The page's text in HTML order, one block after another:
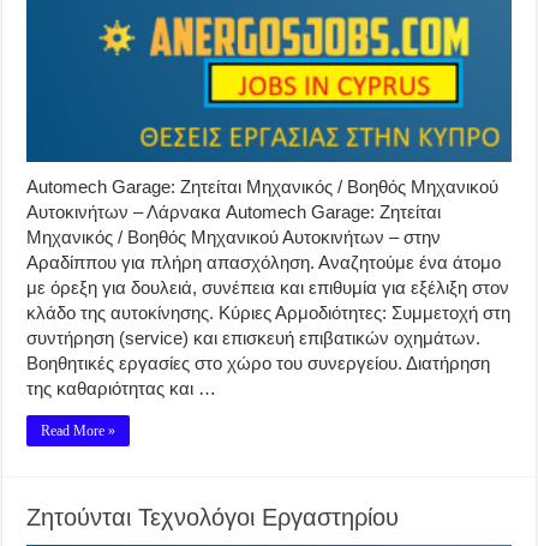
Automech Garage: Ζητείται Μηχανικός / Βοηθός Μηχανικού
Αυτοκινήτων – Λάρνακα Automech Garage: Ζητείται
Μηχανικός / Βοηθός Μηχανικού Αυτοκινήτων – στην
Αραδίππου για πλήρη απασχόληση. Αναζητούμε ένα άτομο
με όρεξη για δουλειά, συνέπεια και επιθυμία για εξέλιξη στον
κλάδο της αυτοκίνησης. Κύριες Αρμοδιότητες: Συμμετοχή στη
συντήρηση (service) και επισκευή επιβατικών οχημάτων.
Βοηθητικές εργασίες στο χώρο του συνεργείου. Διατήρηση
της καθαριότητας και …
Read More »
Ζητούνται Τεχνολόγοι Εργαστηρίου